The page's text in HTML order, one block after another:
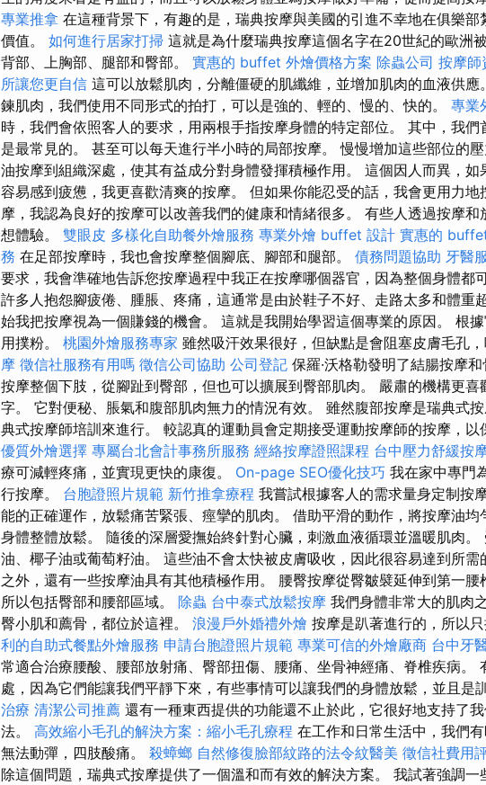
專業推拿 在這種背景下，有趣的是，瑞典按摩與美國的引進不幸地在俱樂
價值。 如何進行居家打掃 這就是為什麼瑞典按摩這個名字在20世紀的歐洲
背部、上胸部、腿部和臀部。 實惠的 buffet 外燴價格方案 除蟲公司 按摩師
所讓您更自信 這可以放鬆肌肉，分離僵硬的肌纖維，並增加肌肉的血液供應
鍊肌肉，我們使用不同形式的拍打，可以是強的、輕的、慢的、快的。 專業
時，我們會依照客人的要求，用兩根手指按摩身體的特定部位。 其中，我們
是最常見的。 甚至可以每天進行半小時的局部按摩。 慢慢增加這些部位的
油按摩到組織深處，使其有益成分對身體發揮積極作用。 這個因人而異，如
容易感到疲憊，我更喜歡清爽的按摩。 但如果你能忍受的話，我會更用力
摩，我認為良好的按摩可以改善我們的健康和情緒很多。 有些人透過按摩
想體驗。 雙眼皮 多樣化自助餐外燴服務 專業外燴 buffet 設計 實惠的
務 在足部按摩時，我也會按摩整個腳底、腳部和腿部。 債務問題協助 牙醫
要求，我會準確地告訴您按摩過程中我正在按摩哪個器官，因為整個身體都
許多人抱怨腳疲倦、腫脹、疼痛，這通常是由於鞋子不好、走路太多和體重
始我把按摩視為一個賺錢的機會。 這就是我開始學習這個專業的原因。 根
用撲粉。 桃園外燴服務專家 雖然吸汗效果很好，但缺點是會阻塞皮膚毛孔，
摩 徵信社服務有用嗎 徵信公司協助 公司登記 保羅·沃格勒發明了結腸按摩和
按摩整個下肢，從腳趾到臀部，但也可以擴展到臀部肌肉。 嚴肅的機構更喜
字。 它對便秘、脹氣和腹部肌肉無力的情況有效。 雖然腹部按摩是瑞典式
典式按摩師培訓來進行。 較認真的運動員會定期接受運動按摩師的按摩，以
優質外燴選擇 專屬台北會計事務所服務 經絡按摩證照課程 台中壓力舒緩按
療可減輕疼痛，並實現更快的康復。 On-page SEO優化技巧 我在家中專門
行按摩。 台胞證照片規範 新竹推拿療程 我嘗試根據客人的需求量身定制按
能的正確運作，放鬆痛苦緊張、痙攣的肌肉。 借助平滑的動作，將按摩油均
身體整體放鬆。 隨後的深層愛撫始終針對心臟，刺激血液循環並溫暖肌肉
油、椰子油或葡萄籽油。 這些油不會太快被皮膚吸收，因此很容易達到所
之外，還有一些按摩油具有其他積極作用。 腰臀按摩從臀皺襞延伸到第一腰
所以包括臀部和腰部區域。 除蟲 台中泰式放鬆按摩 我們身體非常大的肌肉
臀小肌和薦骨，都位於這裡。 浪漫戶外婚禮外燴 按摩是趴著進行的，所以
利的自助式餐點外燴服務 申請台胞證照片規範 專業可信的外燴廠商 台中牙
常適合治療腰酸、腰部放射痛、臀部扭傷、腰痛、坐骨神經痛、脊椎疾病。
處，因為它們能讓我們平靜下來，有些事情可以讓我們的身體放鬆，並且是
治療 清潔公司推薦 還有一種東西提供的功能還不止於此，它很好地支持了
法。 高效縮小毛孔的解決方案：縮小毛孔療程 在工作和日常生活中，我們
無法動彈，四肢酸痛。 殺蟑螂 自然修復臉部紋路的法令紋醫美 徵信社費用
除這個問題，瑞典式按摩提供了一個溫和而有效的解決方案。 我試著強調一